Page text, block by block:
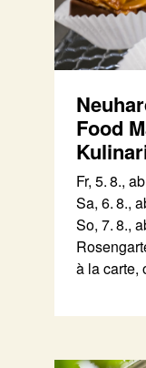
Food
Fr, 5. 8.,
Sa, 6. 8.,
So, 7. 8.,
à la carte,